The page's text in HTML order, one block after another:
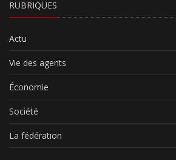
RUBRIQUES
Actu
Vie des agents
Économie
Société
La fédération